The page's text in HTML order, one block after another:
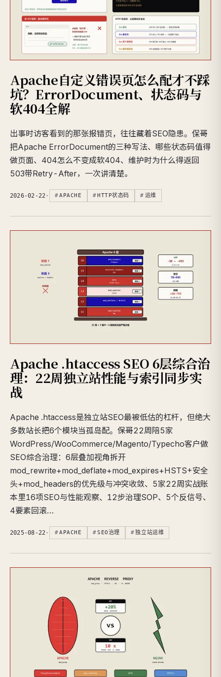
Apache自定义错误页怎么配才不踩
坑？ErrorDocument、状态码与
软404全解
出事时访客看到的那张报错页，往往藏着SEO隐患。保哥
把Apache ErrorDocument的三种写法、哪些状态码值得
做页面、404怎么不变成软404、维护时为什么得返回
503带Retry-After，一次讲清楚。
2026-02-22 · APACHE HTTP状态码 运维
Apache .htaccess SEO 6层综合治
理：22周独立站性能与索引同步实
战
Apache .htaccess是独立站SEO最被低估的杠杆，但绝大
多数站长把6个模块当孤岛配。保哥22周陪5家
WordPress/WooCommerce/Magento/Typecho客户做
SEO综合治理：6层叠加视角拆开
mod_rewrite+mod_deflate+mod_expires+HSTS+安全
头+mod_headers的优先级与冲突收敛、5家22周实战账
本里16项SEO与性能观察、12步治理SOP、5个反信号、
4要素回滚…
2025-08-22 · APACHE SEO治理 独立站运维